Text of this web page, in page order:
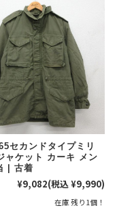
探す
ンズ）
L XL
L XL
L XL
L XL
セカンドタイプミリ
ャケット カーキ メン
| 古着
¥9,082(税込 ¥9,990)
在庫 残り1個！